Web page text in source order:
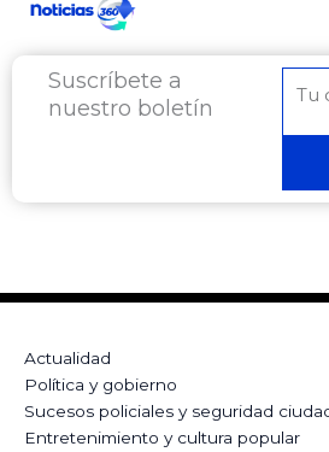
Suscríbete a
nuestro boletín
Actualidad
Política y gobierno
Sucesos policiales y seguridad
Entretenimiento y cultura popular